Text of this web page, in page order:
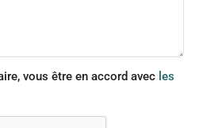
vous être en accord avec les